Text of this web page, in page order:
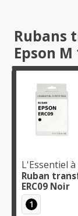
Rubans
Epson M
L'Essentiel
Ruban
ERC09 Noir
1